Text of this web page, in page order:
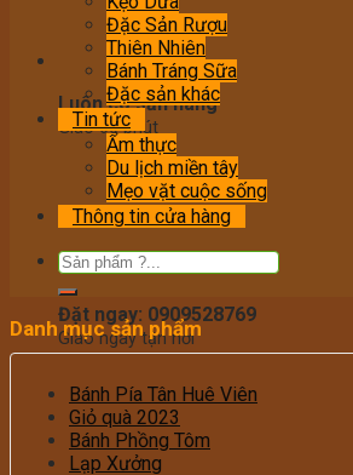
Luôn có sẵn hàng
Giao 60 phút
Đặt ngay: 0909528769
Giao ngay tận nơi
Đặc Sản Rượu
Thiên Nhiên
Bánh Tráng Sữa
Đặc sản khác
Tin tức
Ẩm thực
Du lịch miền tây
Mẹo vặt cuộc sống
Thông tin cửa hàng
Danh mục sản phẩm
Bánh Pía Tân Huê Viên
Giỏ quà 2023
Bánh Phồng Tôm
Lạp Xưởng